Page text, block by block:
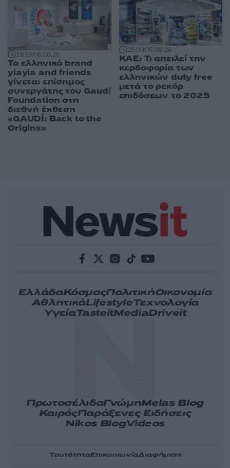
15:1606.08.26
Το ελληνικό brand
yiayia and friends
γίνεται επίσημος
συνεργάτης του Gaudí
Foundation στη
διεθνή έκθεση
«GAUDÍ: Back to the
Origins»
15:0006.08.26
ΚΑΕ: Τι απειλεί την
κερδοφορία των
ελληνικών duty free
μετά το ρεκόρ
επιδόσεων το 2025
ΕλλάδαΚόσμοςΠολιτικήΟικονομία
ΑθλητικάLifestyleΤεχνολογία
ΥγείαTasteitMediaDriveit
ΠρωτοσέλιδαΓνώμηMelas Blog
ΚαιρόςΠαράξενες Ειδήσεις
Nikos BlogVideos
ΤαυτότηταΕπικοινωνίαΔιαφήμιση